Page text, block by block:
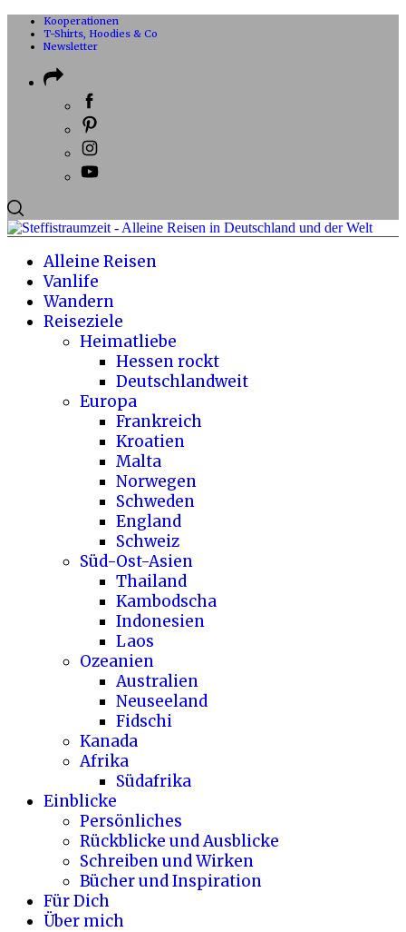
Kooperationen
T-Shirts, Hoodies & Co
Newsletter
Alleine Reisen
Vanlife
Wandern
Reiseziele
Heimatliebe
Hessen rockt
Deutschlandweit
Europa
Frankreich
Kroatien
Malta
Norwegen
Schweden
England
Schweiz
Süd-Ost-Asien
Thailand
Kambodscha
Indonesien
Laos
Ozeanien
Australien
Neuseeland
Fidschi
Kanada
Afrika
Südafrika
Einblicke
Persönliches
Rückblicke und Ausblicke
Schreiben und Wirken
Bücher und Inspiration
Für Dich
Über mich